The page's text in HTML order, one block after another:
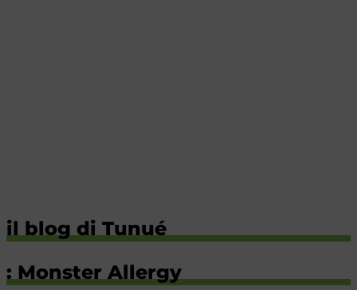
il blog di Tunué
: Monster Allergy